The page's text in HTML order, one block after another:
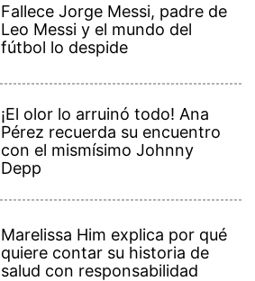
Fallece Jorge Messi, padre de
Leo Messi y el mundo del
fútbol lo despide
¡El olor lo arruinó todo! Ana
Pérez recuerda su encuentro
con el mismísimo Johnny
Depp
Marelissa Him explica por qué
quiere contar su historia de
salud con responsabilidad